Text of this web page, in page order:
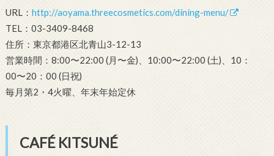
URL： http://aoyama.threecosmetics.com/dining-menu/
TEL：03-3409-8468
住所：東京都港区北青山3-12-13
営業時間：8:00〜22:00 (月〜金)、10:00〜22:00 (土)、10：
00〜20：00 (日祝)
毎月第2・4火曜、年末年始定休
CAFÉ KITSUNÉ